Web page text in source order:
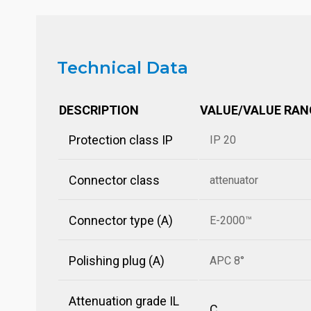
Technical Data
DESCRIPTION VALUE/VALUE
Protection class IP IP 20
Connector class attenuator
Connector type (A) E-2000™
Polishing plug (A) APC 8°
Attenuation grade IL